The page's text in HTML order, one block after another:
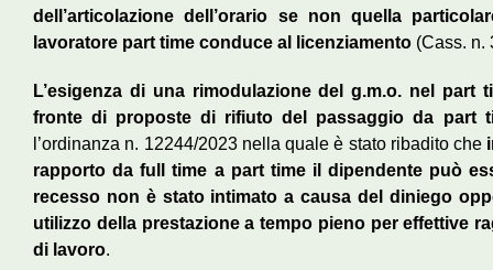
dell’articolazione dell’orario se non quella
lavoratore part time conduce al licenziamento (Cass. n.
L’esigenza di una rimodulazione del g.m.o. nel part
fronte di proposte di rifiuto del passaggio da part
l’ordinanza n. 12244/2023 nella quale è stato ribadito che
rapporto da full time a part time il dipendente può
recesso non è stato intimato a causa del diniego
utilizzo della prestazione a tempo pieno per effettive
di lavoro.